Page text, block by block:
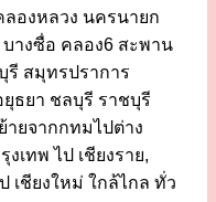
ลองหลวง นครนายก
างซื่อ คลอง6 สะพาน
รี สมุทรปราการ
ธยา ชลบุรี ราชบุรี
ายจากกทมไปต่าง
เทพ ไป เชียงราย,
เชียงใหม่ ใกล้ไกล ทั่ว